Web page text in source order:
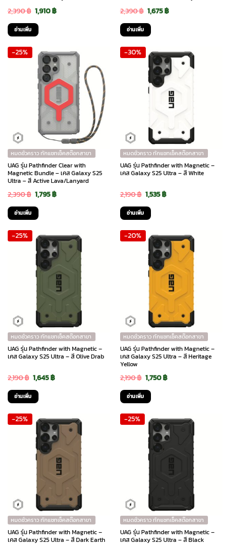
2,390฿ Original
price
was:
2,390 ฿.
1,910฿Current
1,910 ฿.
อ่านเพิ่ม
2,390฿ Original
price
was:
2,390 ฿.
1,675฿Current
1,675 ฿.
อ่านเพิ่ม
-25%
หมดชั่วคราว ทักแชทเช็คสต๊อกสาขา
UAG รุ่น Pathfinder Clear with
Magnetic Bundle – เคส Galaxy S25
Ultra – สี Active Lava/Lanyard
2,390฿ Original
price
was:
2,390 ฿.
1,795฿Current
1,795 ฿.
อ่านเพิ่ม
-30%
หมดชั่วคราว ทักแชทเช็คสต๊อกสาขา
UAG รุ่น Pathfinder with Magnetic –
เคส Galaxy S25 Ultra – สี White
2,190฿ Original
price
was:
2,190 ฿.
1,535฿Current
1,535 ฿.
อ่านเพิ่ม
-25%
หมดชั่วคราว ทักแชทเช็คสต๊อกสาขา
UAG รุ่น Pathfinder with Magnetic –
เคส Galaxy S25 Ultra – สี Olive Drab
2,190฿ Original
price
was:
2,190 ฿.
1,645฿Current
1,645 ฿.
อ่านเพิ่ม
-20%
หมดชั่วคราว ทักแชทเช็คสต๊อกสาขา
UAG รุ่น Pathfinder with Magnetic –
เคส Galaxy S25 Ultra – สี Heritage
Yellow
2,190฿ Original
price
was:
2,190 ฿.
1,750฿Current
1,750 ฿.
อ่านเพิ่ม
-25%
หมดชั่วคราว ทักแชทเช็คสต๊อกสาขา
UAG รุ่น Pathfinder with Magnetic –
เคส Galaxy S25 Ultra – สี Dark Earth
-25%
หมดชั่วคราว ทักแชทเช็คสต๊อกสาขา
UAG รุ่น Pathfinder with Magnetic –
เคส Galaxy S25 Ultra – สี Black